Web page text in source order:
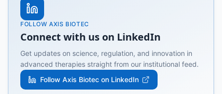
FOLLOW AXIS BIOTEC
Connect with us on LinkedIn
Get updates on science, regulation, and innovation in
advanced therapies straight from our institutional feed.
Follow Axis Biotec on LinkedIn